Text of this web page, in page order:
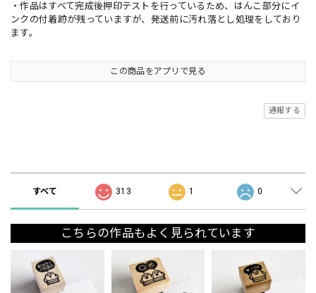
・作品はすべて完成後押印テストを行っているため、はんこ部分にイ
ンクの付着跡が残っていますが、発送前に汚れ落とし処理をしており
ます。
この商品をアプリで見る
通報する
すべて 313 1 0
こちらの作品もよく見られています